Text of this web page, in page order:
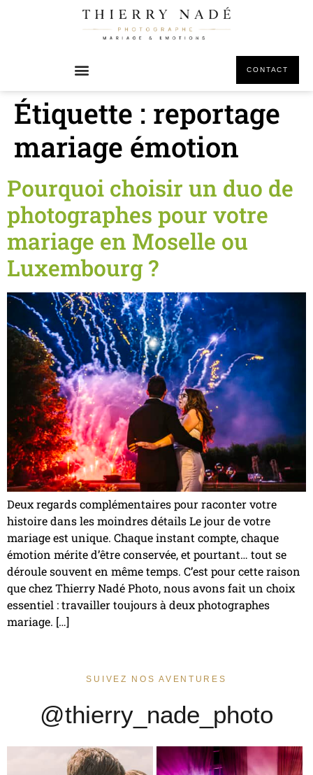
CONTACT
Étiquette : reportage
mariage émotion
Pourquoi choisir un duo de
photographes pour votre
mariage en Moselle ou
Luxembourg ?
Deux regards complémentaires pour raconter votre
histoire dans les moindres détails Le jour de votre
mariage est unique. Chaque instant compte, chaque
émotion mérite d’être conservée, et pourtant… tout se
déroule souvent en même temps. C’est pour cette raison
que chez Thierry Nadé Photo, nous avons fait un choix
essentiel : travailler toujours à deux photographes
mariage. […]
SUIVEZ NOS AVENTURES
@thierry_nade_photo